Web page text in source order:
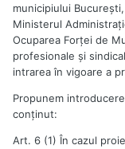
municipiului
Ministerul
Ocuparea Forţei de
profesionale şi
intrarea în vigoare a
Propunem
conţinut:
Art. 6 (1) În cazul